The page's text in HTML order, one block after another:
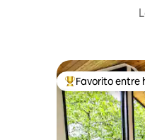
Favorito entre
Favorito entre